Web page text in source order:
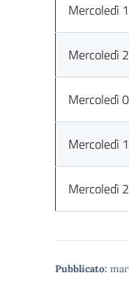
Mercoledì
Mercoledì
Mercoledì
Mercoledì
Mercoledì
Pubblicato: